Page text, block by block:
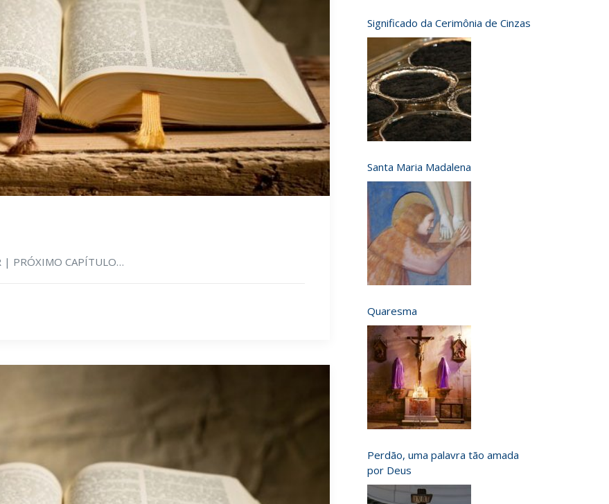
| PRÓXIMO CAPÍTULO…
Significado da Cerimônia de Cinzas
Santa Maria Madalena
Quaresma
Perdão, uma palavra tão amada
por Deus